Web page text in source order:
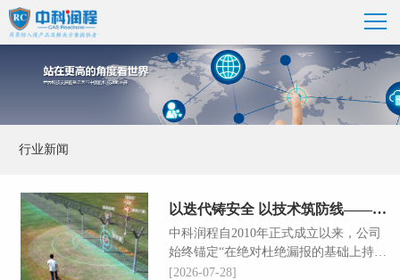
行业新闻
以迭代铸安全 以技术筑防线——中科润程围界安防产品深耕之路
中科润程自2010年正式成立以来，公司
始终锚定“在绝对杜绝漏报的基础上持续
降低产品误报率”的核心目标，十余年来
[2026-07-28]